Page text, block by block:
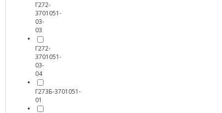
Г272-
3701051-
03-
03
Г272-
3701051-
03-
04
Г273Б-3701051-
01